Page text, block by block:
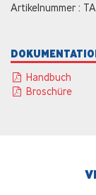
Artikelnummer :
Handbuch
Broschüre